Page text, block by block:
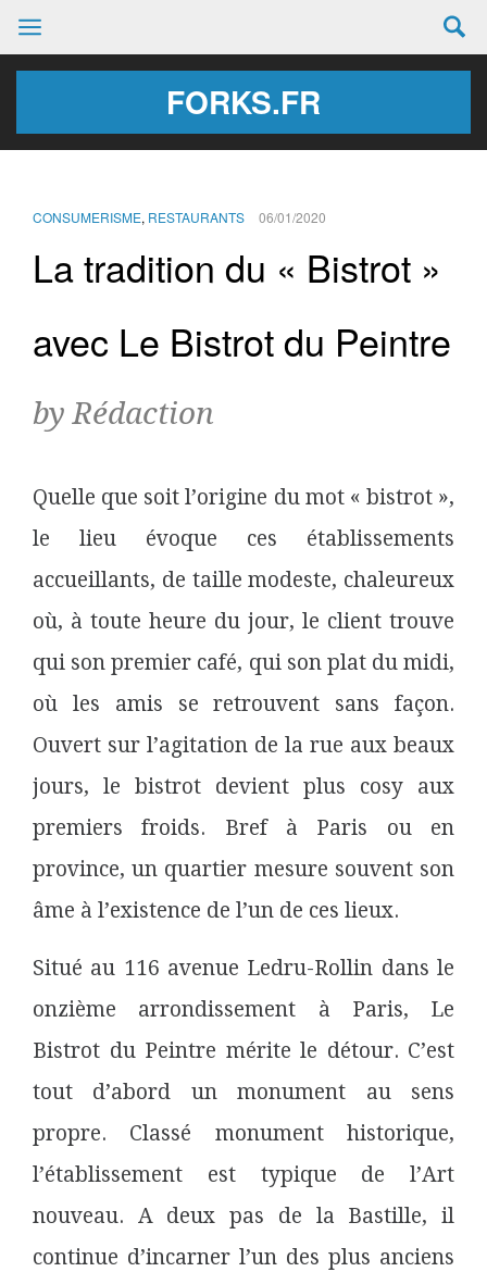
FORKS.FR
CONSUMERISME, RESTAURANTS 06/01/2020
La tradition du « Bistrot »
avec Le Bistrot du Peintre
by Rédaction
Quelle que soit l’origine du mot « bistrot »,
le lieu évoque ces établissements
accueillants, de taille modeste, chaleureux
où, à toute heure du jour, le client trouve
qui son premier café, qui son plat du midi,
où les amis se retrouvent sans façon.
Ouvert sur l’agitation de la rue aux beaux
jours, le bistrot devient plus cosy aux
premiers froids. Bref à Paris ou en
province, un quartier mesure souvent son
âme à l’existence de l’un de ces lieux.
Situé au 116 avenue Ledru-Rollin dans le
onzième arrondissement à Paris, Le
Bistrot du Peintre mérite le détour. C’est
tout d’abord un monument au sens
propre. Classé monument historique,
l’établissement est typique de l’Art
nouveau. A deux pas de la Bastille, il
continue d’incarner l’un des plus anciens